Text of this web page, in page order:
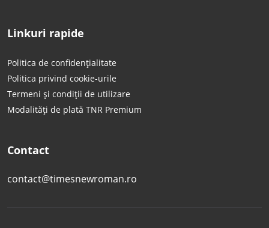
Linkuri rapide
Politica de confidențialitate
Politica privind cookie-urile
Termeni și condiții de utilizare
Modalități de plată TNR Premium
Contact
contact@timesnewroman.ro